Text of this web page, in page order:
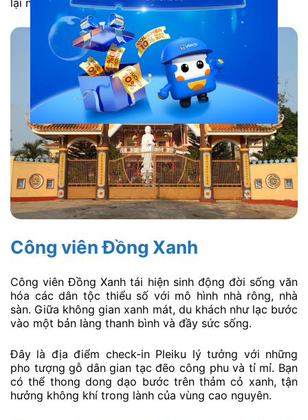
Công viên Đồng Xanh
Công viên Đồng Xanh tái hiện sinh động đời sống văn
hóa các dân tộc thiểu số với mô hình nhà rông, nhà
sàn. Giữa không gian xanh mát, du khách như lạc bước
vào một bản làng thanh bình và đầy sức sống.
Đây là địa điểm check-in Pleiku lý tưởng với những
pho tượng gỗ dân gian tạc đẽo công phu và tỉ mỉ. Bạn
có thể thong dong dạo bước trên thảm cỏ xanh, tận
hưởng không khí trong lành của vùng cao nguyên.